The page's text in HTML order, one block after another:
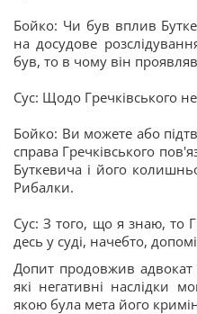
Бойко: Чи був вплив
на досудове
був, то в чому він
Сус: Щодо Гречківського
Бойко: Ви можете або
справа Гречківського
Буткевича і його
Рибалки.
Сус: З того, що я знаю, то
десь у суді, начебто,
Допит продовжив адвокат
які негативні наслідки
якою була мета його